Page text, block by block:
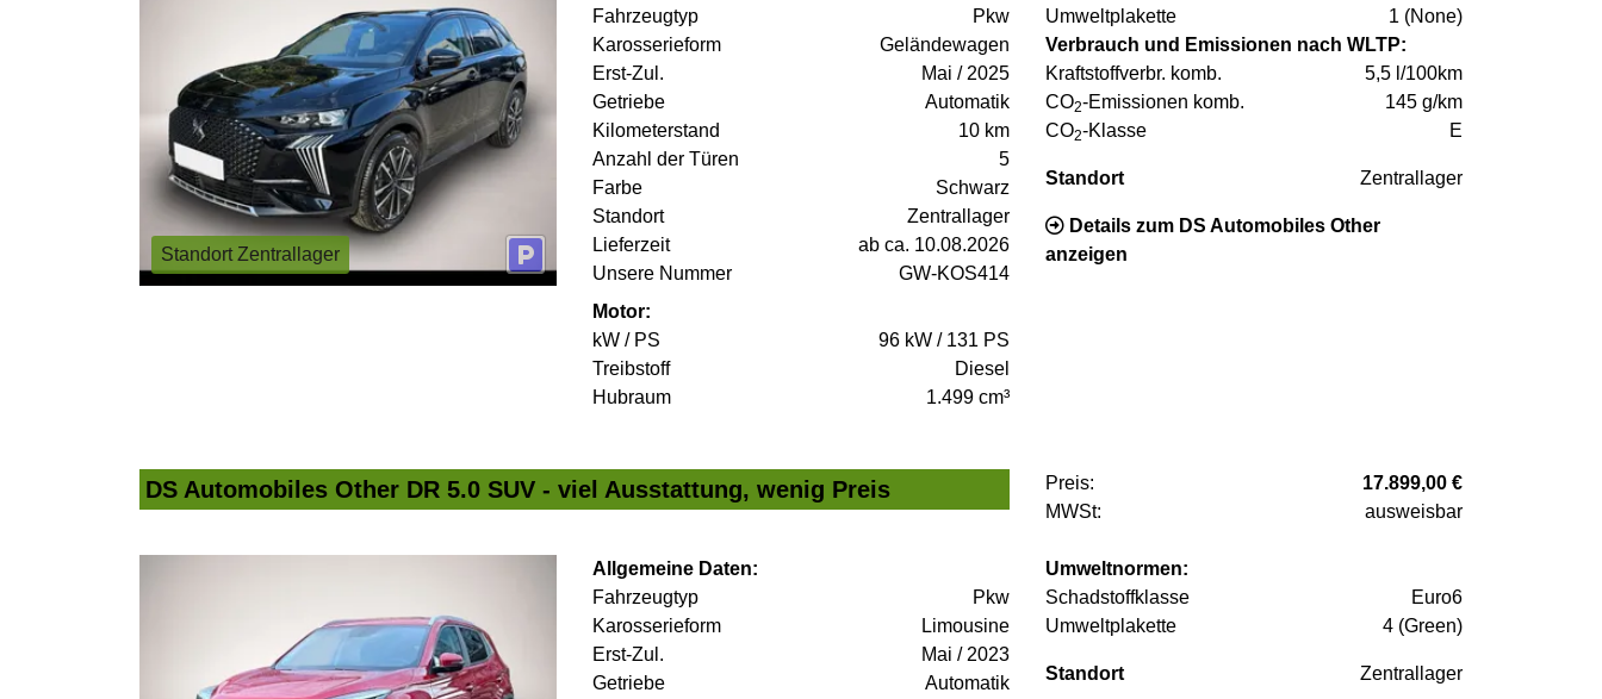
Standort Zentrallager
Fahrzeugtyp
Pkw
Karosserieform
Geländewagen
Erst-Zul.
Mai / 2025
Getriebe
Automatik
Kilometerstand
10 km
Anzahl der Türen
5
Farbe
Schwarz
Standort
Zentrallager
Lieferzeit
ab ca. 10.08.2026
Unsere Nummer
GW-KOS414
Motor:
kW / PS
96 kW / 131 PS
Treibstoff
Diesel
Hubraum
1.499 cm³
Umweltplakette
1 (None)
Verbrauch und Emissionen nach WLTP:
Kraftstoffverbr. komb.
5,5 l/100km
CO2-Emissionen komb.
145 g/km
CO2-Klasse E
Standort Zentrallager
Details zum DS Automobiles Other
anzeigen
DS Automobiles Other DR 5.0 SUV - viel Ausstattung, wenig Preis Preis:
17.899,00 €
MWSt:
ausweisbar
Allgemeine Daten:
Fahrzeugtyp
Pkw
Karosserieform
Limousine
Erst-Zul.
Mai / 2023
Getriebe
Automatik
Umweltnormen:
Schadstoffklasse
Euro6
Umweltplakette
4 (Green)
Standort Zentrallager